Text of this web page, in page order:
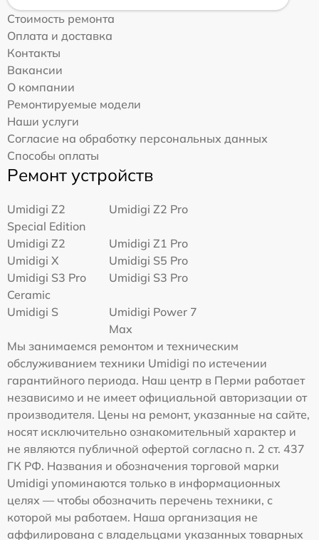
Стоимость ремонта
Оплата и доставка
Контакты
Вакансии
О компании
Ремонтируемые модели
Наши услуги
Согласие на обработку персональных данных
Способы оплаты
Ремонт устройств
Umidigi Z2
Special Edition
Umidigi Z2 Pro
Umidigi Z2
Umidigi Z1 Pro
Umidigi X
Umidigi S5 Pro
Umidigi S3 Pro
Ceramic
Umidigi S3 Pro
Umidigi S
Umidigi Power 7
Max
Мы занимаемся ремонтом и техническим
обслуживанием техники Umidigi по истечении
гарантийного периода. Наш центр в Перми работает
независимо и не имеет официальной авторизации от
производителя. Цены на ремонт, указанные на сайте,
носят исключительно ознакомительный характер и
не являются публичной офертой согласно п. 2 ст. 437
ГК РФ. Названия и обозначения торговой марки
Umidigi упоминаются только в информационных
целях — чтобы обозначить перечень техники, с
которой мы работаем. Наша организация не
аффилирована с владельцами указанных товарных